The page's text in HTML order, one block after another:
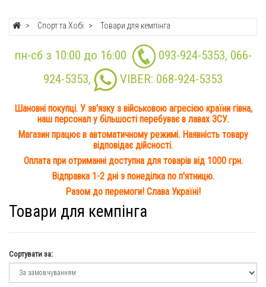
Спорт та Хобі Товари для кемпінга
пн-сб з 10:00 до 16:00 093-924-5353, 066-
924-5353, VIBER: 068-924-5353
Шановні покупці. У зв'язку з військовою агресією країни гівна,
наш персонал у більшості перебуває в лавах ЗСУ.
Магазин працює в автоматичному режимі. Наявність товару
відповідає дійсності.
Оплата при отриманні доступна для товарів від 1000 грн.
Відправка 1-2 дні з понеділка по п'ятницю.
Разом до перемоги! Слава Україні!
Товари для кемпінга
Сортувати за: